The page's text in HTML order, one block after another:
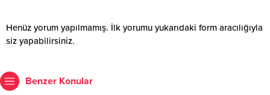
Henüz yorum yapılmamış. İlk yorumu yukarıdaki form aracılığıyla
siz yapabilirsiniz.
Benzer Konular